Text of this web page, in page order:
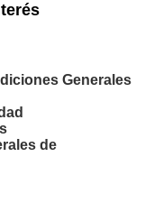
Generales
de